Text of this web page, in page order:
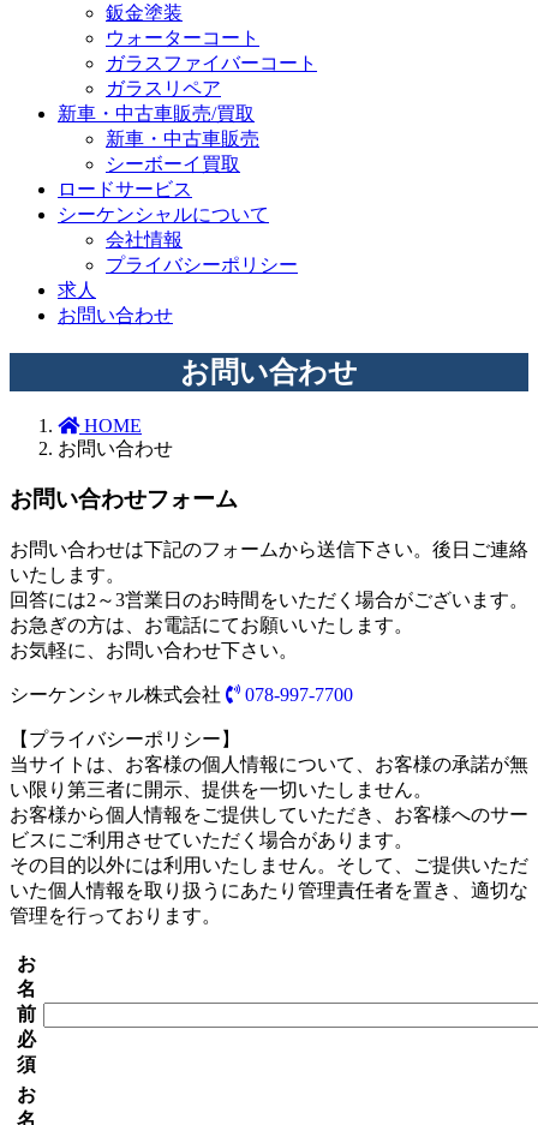
鈑金塗装
ウォーターコート
ガラスファイバーコート
ガラスリペア
新車・中古車販売/買取
新車・中古車販売
シーボーイ買取
ロードサービス
シーケンシャルについて
会社情報
プライバシーポリシー
求人
お問い合わせ
お問い合わせ
HOME
お問い合わせ
お問い合わせフォーム
お問い合わせは下記のフォームから送信下さい。後日ご連絡
いたします。
回答には2～3営業日のお時間をいただく場合がございます。
お急ぎの方は、お電話にてお願いいたします。
お気軽に、お問い合わせ下さい。
シーケンシャル株式会社 078-997-7700
【プライバシーポリシー】
当サイトは、お客様の個人情報について、お客様の承諾が無
い限り第三者に開示、提供を一切いたしません。
お客様から個人情報をご提供していただき、お客様へのサー
ビスにご利用させていただく場合があります。
その目的以外には利用いたしません。そして、ご提供いただ
いた個人情報を取り扱うにあたり管理責任者を置き、適切な
管理を行っております。
お
名
前
必
須
お
名